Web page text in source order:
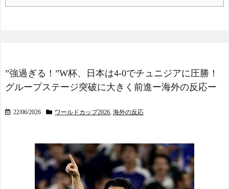
”強過ぎる！”W杯、日本は4-0でチュニジアに圧勝！
グループステージ突破に大きく前進ー海外の反応ー
22/06/2026 ワールドカップ2026 海外の反応